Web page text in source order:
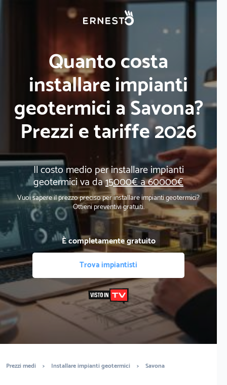
Quanto costa
installare impianti
geotermici a Savona?
Prezzi e tariffe 2026
Il costo medio per installare impianti
geotermici va da15000€ a 60000€
Vuoi sapere il prezzo preciso per installare impianti geotermici?
Ottieni preventivi gratuiti.
È completamente gratuito
Trova impiantisti
Prezzi medi > Installare impianti geotermici > Savona